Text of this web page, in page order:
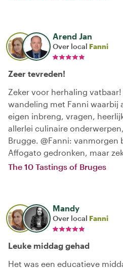
Arend Jan
Over local Fanni
Zeer tevreden!
Zeker voor herhaling
wandeling met Fanni waarbij
eigen inbreng, vragen,
allerlei culinaire
Brugge. @Fanni: vanmorgen
Affogato gedronken, maar
The 10 Tastings of Bruges
Mandy
Over local Fanni
Leuke middag gehad
Het was een educatieve